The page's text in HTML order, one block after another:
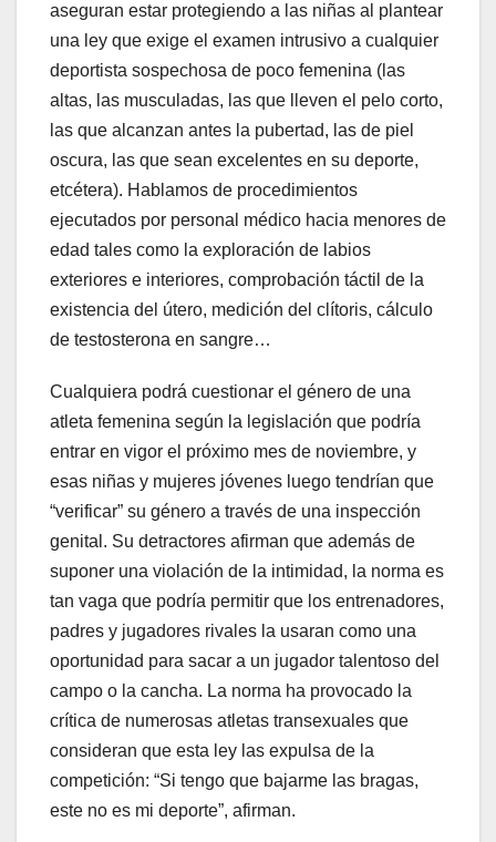
aseguran estar protegiendo a las niñas al plantear
una ley que exige el examen intrusivo a cualquier
deportista sospechosa de poco femenina (las
altas, las musculadas, las que lleven el pelo corto,
las que alcanzan antes la pubertad, las de piel
oscura, las que sean excelentes en su deporte,
etcétera). Hablamos de procedimientos
ejecutados por personal médico hacia menores de
edad tales como la exploración de labios
exteriores e interiores, comprobación táctil de la
existencia del útero, medición del clítoris, cálculo
de testosterona en sangre…
Cualquiera podrá cuestionar el género de una
atleta femenina según la legislación que podría
entrar en vigor el próximo mes de noviembre, y
esas niñas y mujeres jóvenes luego tendrían que
“verificar” su género a través de una inspección
genital. Su detractores afirman que además de
suponer una violación de la intimidad, la norma es
tan vaga que podría permitir que los entrenadores,
padres y jugadores rivales la usaran como una
oportunidad para sacar a un jugador talentoso del
campo o la cancha. La norma ha provocado la
crítica de numerosas atletas transexuales que
consideran que esta ley las expulsa de la
competición: “Si tengo que bajarme las bragas,
este no es mi deporte”, afirman.